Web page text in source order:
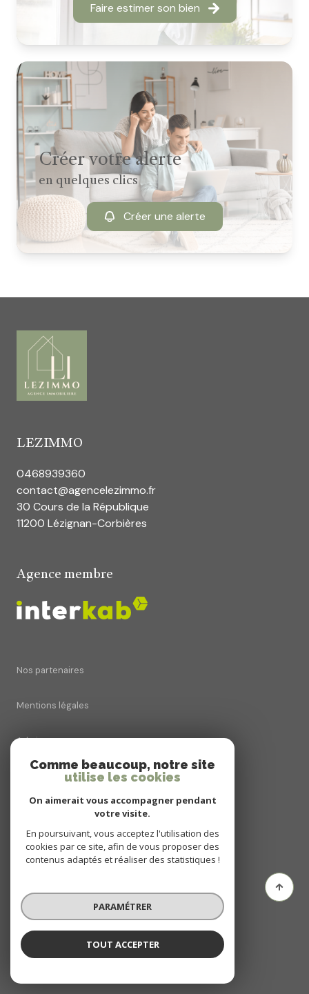
Faire estimer son bien
Créer votre alerte
en quelques clics
Créer une alerte
LEZIMMO
0468939360
contact@agencelezimmo.fr
30 Cours de la République
11200 Lézignan-Corbières
Agence membre
Nos partenaires
Mentions légales
Admin
Nos honoraires
Cookies
© 2026 | Tous droits réservés
Réalisé par
Comme beaucoup, notre site
utilise les cookies
On aimerait vous accompagner pendant
votre visite.
En poursuivant, vous acceptez l'utilisation des
cookies par ce site, afin de vous proposer des
contenus adaptés et réaliser des statistiques !
PARAMÉTRER
TOUT ACCEPTER